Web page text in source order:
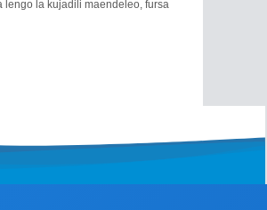
la kujadili maendeleo, fursa